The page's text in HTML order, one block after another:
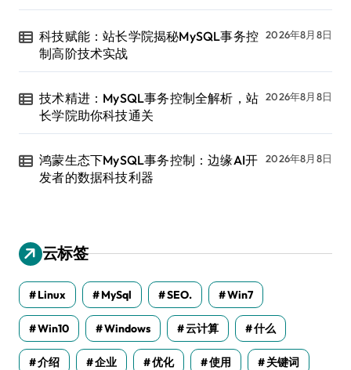
科技赋能：站长学院揭秘MySQL事务控
制高阶技术实战
2026年8月8日
技术精进：MySQL事务控制全解析，站
长学院助你科技通关
2026年8月8日
鸿蒙生态下MySQL事务控制：边缘AI开
发者的数据科技利器
2026年8月8日
云标签
Linux MySql SEO. Win7
Win10 Windows 云计算 什么
介绍 企业 优化 使用 关键词